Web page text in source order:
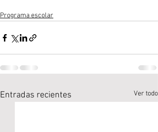
Programa escolar
Entradas recientes Ver todo